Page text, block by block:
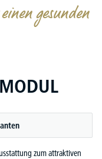
gesunden
zum attraktiven